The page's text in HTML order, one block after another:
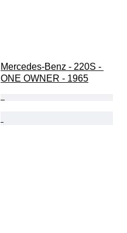
Mercedes-Benz - 220S -
ONE OWNER - 1965